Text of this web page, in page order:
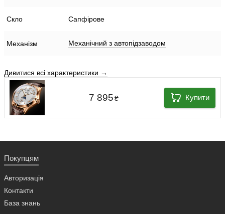
Скло Сапфірове
Механізм Механічний з автопідзаводом
Дивитися всі характеристики →
7 895₴ Купити
Покупцям
Авторизація
Контакти
База знань